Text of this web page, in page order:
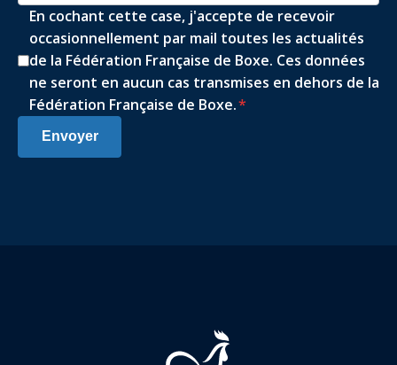
En cochant cette case, j'accepte de recevoir
occasionnellement par mail toutes les actualités
de la Fédération Française de Boxe. Ces données
ne seront en aucun cas transmises en dehors de la
Fédération Française de Boxe.*
Envoyer